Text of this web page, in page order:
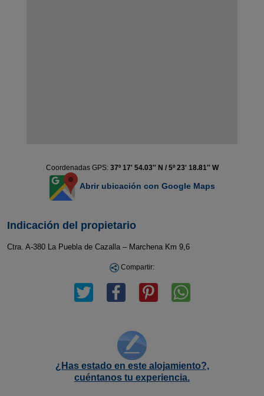
Coordenadas GPS: 37º 17' 54.03'' N / 5º 23' 18.81'' W
Abrir ubicación con Google Maps
Indicación del propietario
Ctra. A-380 La Puebla de Cazalla – Marchena Km 9,6
Compartir:
¿Has estado en este alojamiento?,
cuéntanos tu experiencia.